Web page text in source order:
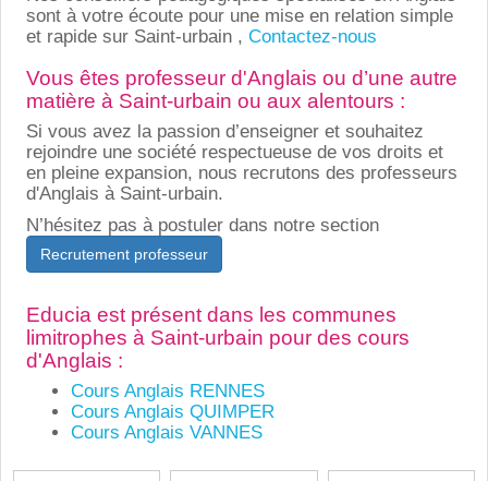
sont à votre écoute pour une mise en relation simple
et rapide sur Saint-urbain , Contactez-nous
Vous êtes professeur d'Anglais ou d’une autre
matière à Saint-urbain ou aux alentours :
Si vous avez la passion d’enseigner et souhaitez
rejoindre une société respectueuse de vos droits et
en pleine expansion, nous recrutons des professeurs
d'Anglais à Saint-urbain.
N’hésitez pas à postuler dans notre section
Recrutement professeur
Educia est présent dans les communes
limitrophes à Saint-urbain pour des cours
d'Anglais :
Cours Anglais RENNES
Cours Anglais QUIMPER
Cours Anglais VANNES